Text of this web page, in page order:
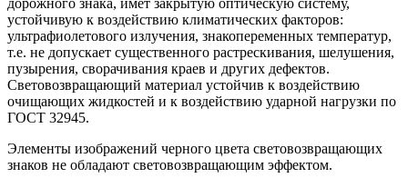
дорожного знака, имет закрытую оптическую систему,
устойчивую к воздействию климатических факторов:
ультрафиолетового излучения, знакопеременных температур,
т.е. не допускает существенного растрескивания, шелушения,
пузырения, сворачивания краев и других дефектов.
Световозвращающий материал устойчив к воздействию
очищающих жидкостей и к воздействию ударной нагрузки по
ГОСТ 32945.
Элементы изображений черного цвета световозвращающих
знаков не обладают световозвращающим эффектом.